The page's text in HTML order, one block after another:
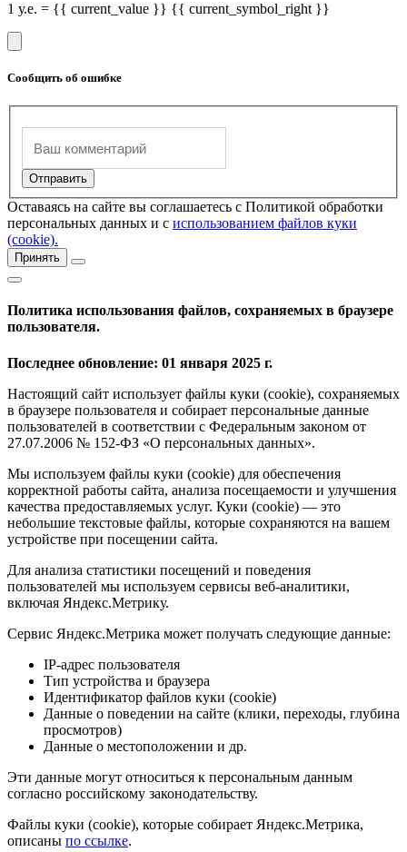
1 у.е. = {{ current_value }} {{ current_symbol_right }}
Сообщить об ошибке
Оставаясь на сайте вы соглашаетесь с Политикой обработки
персональных данных и с использованием файлов куки
(cookie).
Принять
Политика использования файлов, сохраняемых в браузере
пользователя.
Последнее обновление: 01 января 2025 г.
Настоящий сайт использует файлы куки (cookie), сохраняемых
в браузере пользователя и собирает персональные данные
пользователей в соответствии с Федеральным законом от
27.07.2006 № 152-ФЗ «О персональных данных».
Мы используем файлы куки (cookie) для обеспечения
корректной работы сайта, анализа посещаемости и улучшения
качества предоставляемых услуг. Куки (cookie) — это
небольшие текстовые файлы, которые сохраняются на вашем
устройстве при посещении сайта.
Для анализа статистики посещений и поведения
пользователей мы используем сервисы веб-аналитики,
включая Яндекс.Метрику.
Сервис Яндекс.Метрика может получать следующие данные:
IP-адрес пользователя
Тип устройства и браузера
Идентификатор файлов куки (cookie)
Данные о поведении на сайте (клики, переходы, глубина
просмотров)
Данные о местоположении и др.
Эти данные могут относиться к персональным данным
согласно российскому законодательству.
Файлы куки (cookie), которые собирает Яндекс.Метрика,
описаны по ссылке.